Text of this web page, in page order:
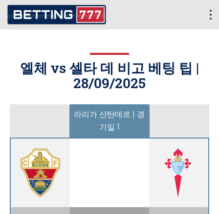
엘체 vs 셀타 데 비고 베팅 팁 |
28/09/2025
라리가 산탄데르 | 경
기일 1